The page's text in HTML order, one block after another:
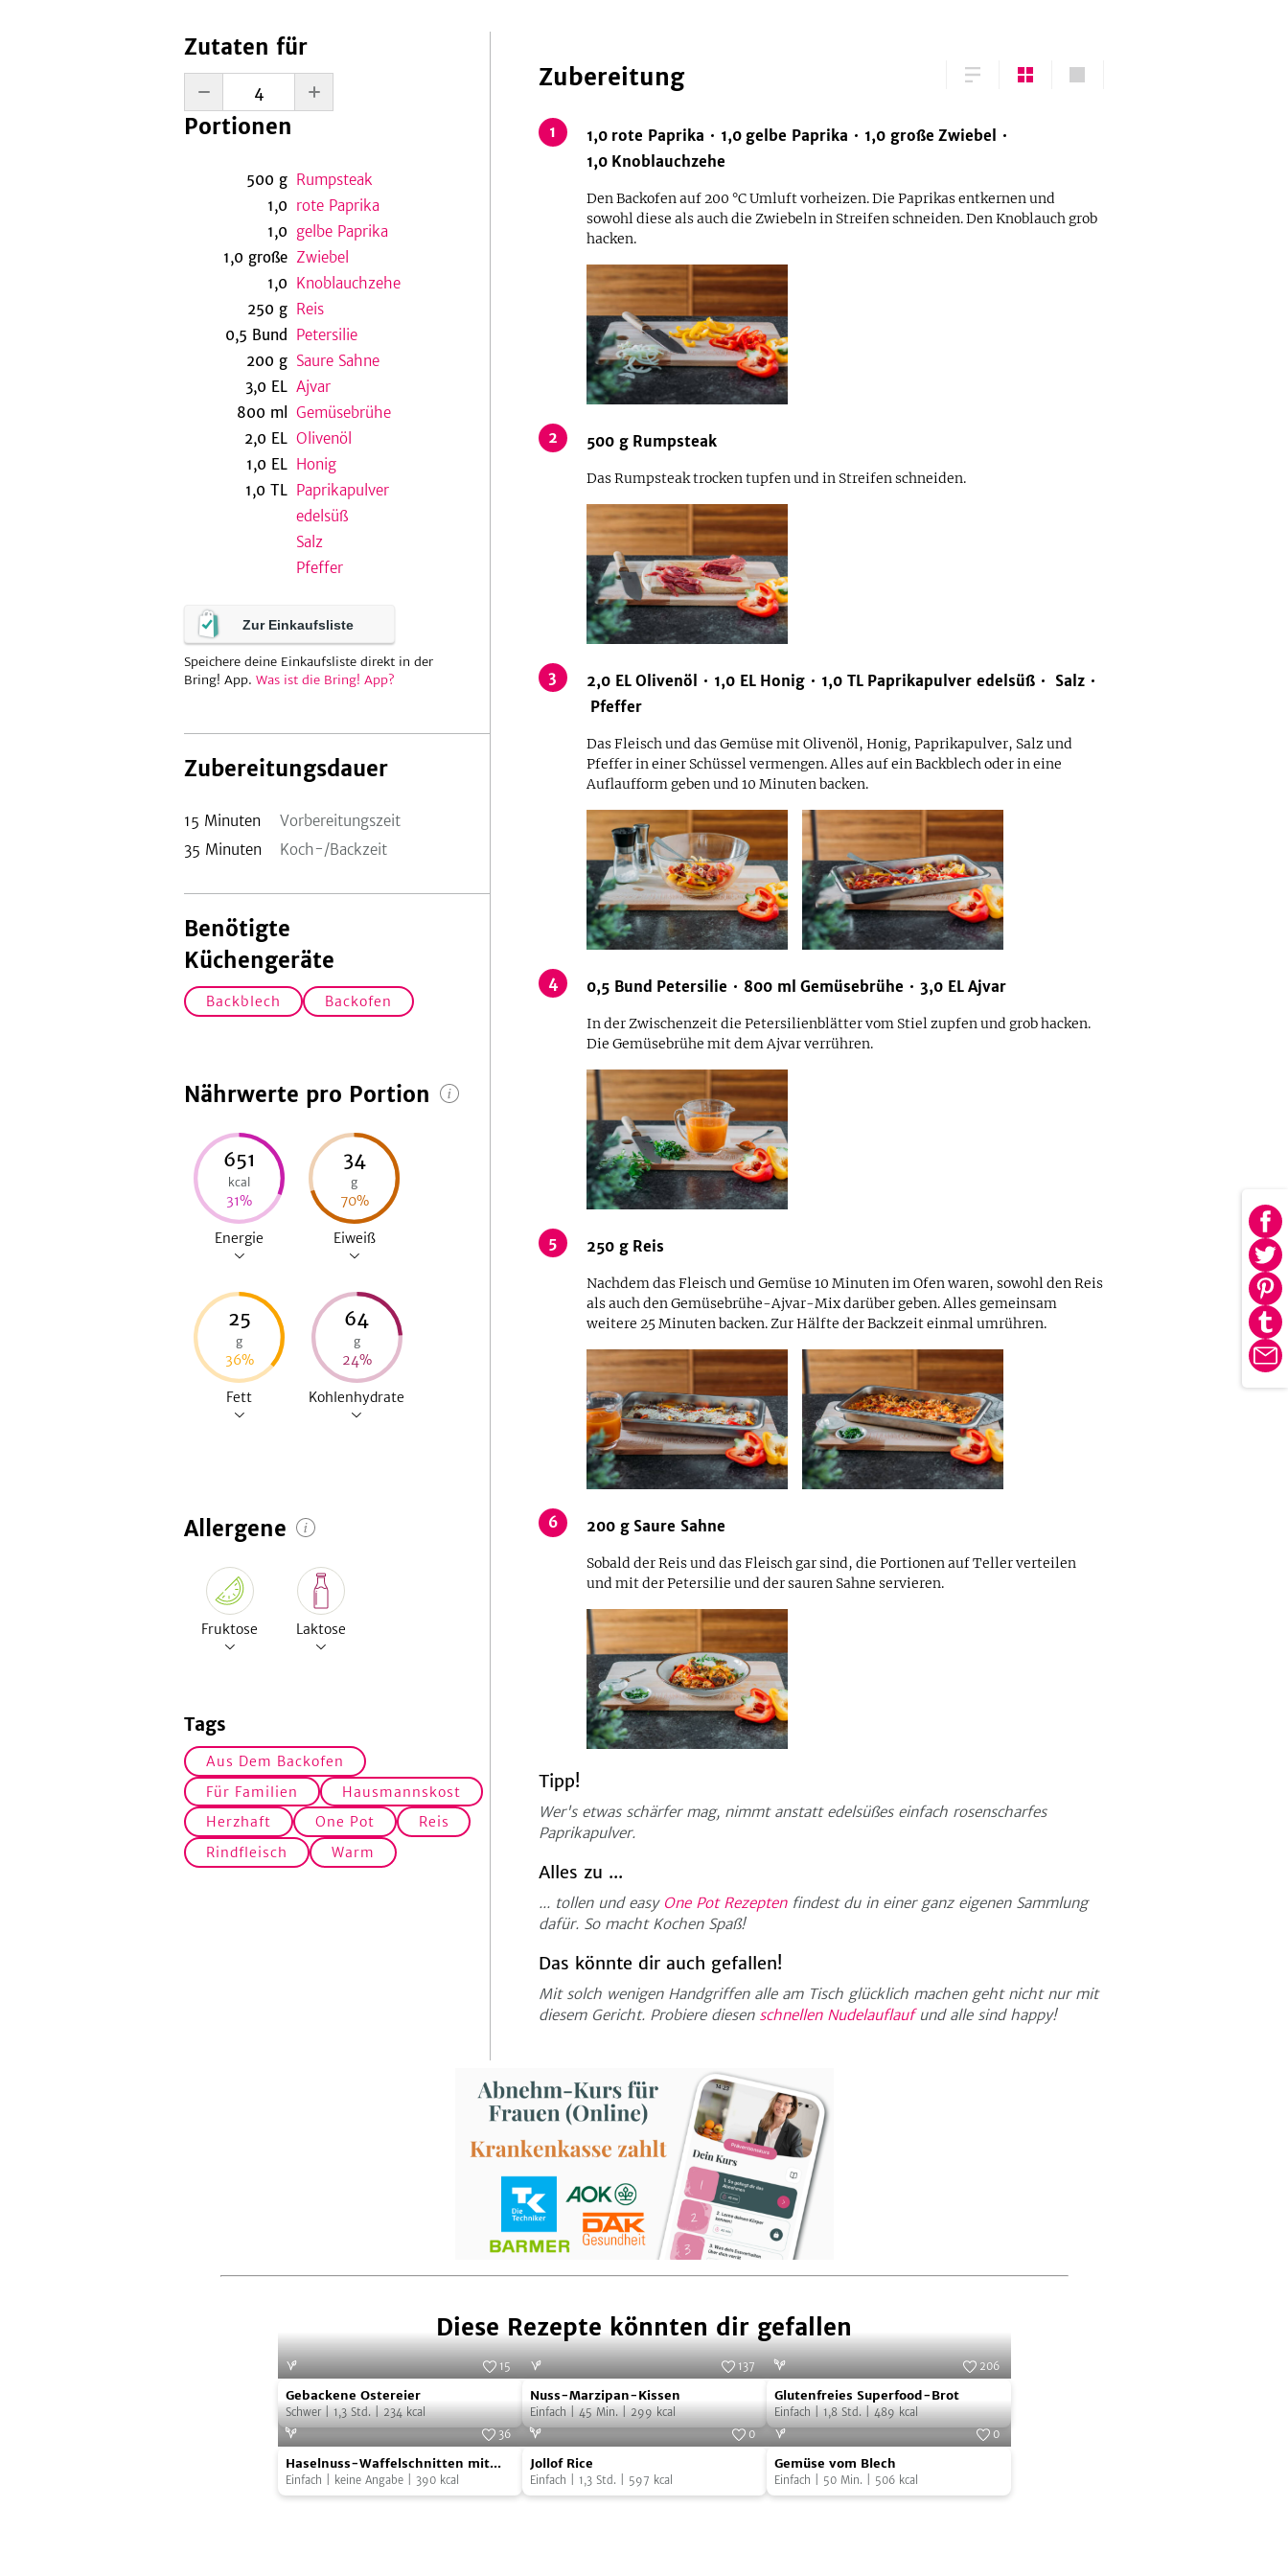
E-
Zutaten für
Portionen
500 g Rumpsteak
1,0 rote Paprika
1,0 gelbe Paprika
1,0 große Zwiebel
1,0 Knoblauchzehe
250 g Reis
0,5 Bund
Petersilie
200 g Saure Sahne
3,0 EL Ajvar
800 ml
Gemüsebrühe
2,0 EL Olivenöl
1,0 EL Honig
1,0 TL Paprikapulver
edelsüß
Salz
Pfeffer
Zur Einkaufsliste
Speichere deine Einkaufsliste direkt in der
Bring! App. Was ist die Bring! App?
Zubereitungsdauer
15 Minuten
Vorbereitungszeit
35 Minuten Koch-/Backzeit
Benötigte
Küchengeräte
Backblech Backofen
Nährwerte pro Portion
651
kcal
31%
Energie
34
g
70%
Eiweiß
25
g
36%
Fett
64
g
24%
Kohlenhydrate
Allergene
Fruktose Laktose
Tags
Aus Dem Backofen
Für Familien
Hausmannskost
Herzhaft
One Pot
Reis
Rindfleisch
Warm
Zubereitung
1 1,0 rote Paprika 1,0 gelbe Paprika 1,0 große Zwiebel
1,0 Knoblauchzehe
Den Backofen auf 200 °C Umluft vorheizen. Die Paprikas entkernen und
sowohl diese als auch die Zwiebeln in Streifen schneiden. Den Knoblauch grob
hacken.
2 500 g Rumpsteak
Das Rumpsteak trocken tupfen und in Streifen schneiden.
3 2,0 EL Olivenöl 1,0 EL Honig 1,0 TL Paprikapulver edelsüß
Salz
Pfeffer
Das Fleisch und das Gemüse mit Olivenöl, Honig, Paprikapulver, Salz und
Pfeffer in einer Schüssel vermengen. Alles auf ein Backblech oder in eine
Auflaufform geben und 10 Minuten backen.
4 0,5 Bund Petersilie 800 ml Gemüsebrühe 3,0 EL Ajvar
In der Zwischenzeit die Petersilienblätter vom Stiel zupfen und grob hacken.
Die Gemüsebrühe mit dem Ajvar verrühren.
5 250 g Reis
Nachdem das Fleisch und Gemüse 10 Minuten im Ofen waren, sowohl den Reis
als auch den Gemüsebrühe-Ajvar-Mix darüber geben. Alles gemeinsam
weitere 25 Minuten backen. Zur Hälfte der Backzeit einmal umrühren.
6 200 g Saure Sahne
Sobald der Reis und das Fleisch gar sind, die Portionen auf Teller verteilen
und mit der Petersilie und der sauren Sahne servieren.
Tipp!
Wer's etwas schärfer mag, nimmt anstatt edelsüßes einfach rosenscharfes
Paprikapulver.
Alles zu ...
... tollen und easy One Pot Rezeptenfindest du in einer ganz eigenen Sammlung
dafür. So macht Kochen Spaß!
Das könnte dir auch gefallen!
Mit solch wenigen Handgriffen alle am Tisch glücklich machen geht nicht nur mit
diesem Gericht. Probiere diesen schnellen Nudelauflaufund alle sind happy!
Diese Rezepte könnten dir gefallen
Gebackene
Ostereier
15
Gebackene Ostereier
Schwer|1,3 Std.|234kcal
Nuss-
Marzipan-
Kissen
137
Nuss-Marzipan-Kissen
Einfach|45 Min.|299kcal
Glutenfreies
Superfood-
Brot
Foto:
206
Glutenfreies Superfood-Brot
Einfach|1,8 Std.|489kcal
Haselnuss-
Waffelschnitten
mit
Foto:
36
Haselnuss-Waffelschnitten mit
Dattel Schokolade
Einfach keine Angabe| 390kcal
Jollof
Rice
0
Jollof Rice
Einfach 1,3 Std. 597 kcal
Gemüse
vom
Blech
0
Gemüse vom Blech
Einfach 50 Min. 506kcal